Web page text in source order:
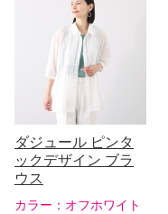
ダジュール ピンタ
ックデザイン ブラ
ウス
カラー： オフホワイト